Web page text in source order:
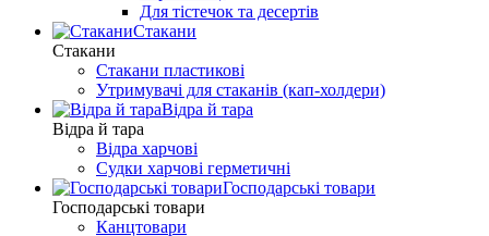
Для тістечок та десертів
Стакани
Стакани
Стакани пластикові
Утримувачі для стаканів (кап-холдери)
Відра й тара
Відра й тара
Відра харчові
Судки харчові герметичні
Господарські товари
Господарські товари
Канцтовари